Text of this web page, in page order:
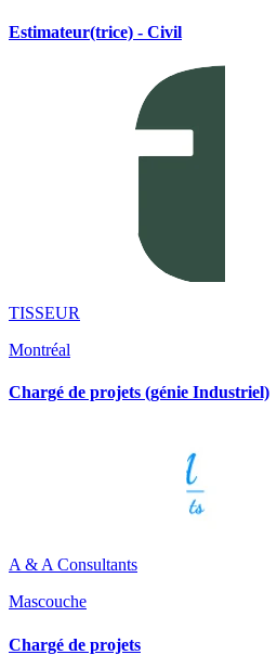
Estimateur(trice) - Civil
TISSEUR
Montréal
Chargé de projets (génie Industriel)
A & A Consultants
Mascouche
Chargé de projets